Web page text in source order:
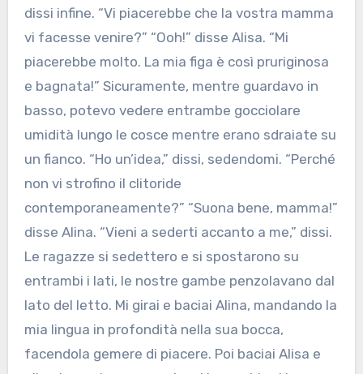
dissi infine. “Vi piacerebbe che la vostra mamma
vi facesse venire?” “Ooh!” disse Alisa. “Mi
piacerebbe molto. La mia figa è così pruriginosa
e bagnata!” Sicuramente, mentre guardavo in
basso, potevo vedere entrambe gocciolare
umidità lungo le cosce mentre erano sdraiate su
un fianco. “Ho un’idea,” dissi, sedendomi. “Perché
non vi strofino il clitoride
contemporaneamente?” “Suona bene, mamma!”
disse Alina. “Vieni a sederti accanto a me,” dissi.
Le ragazze si sedettero e si spostarono su
entrambi i lati, le nostre gambe penzolavano dal
lato del letto. Mi girai e baciai Alina, mandando la
mia lingua in profondità nella sua bocca,
facendola gemere di piacere. Poi baciai Alisa e